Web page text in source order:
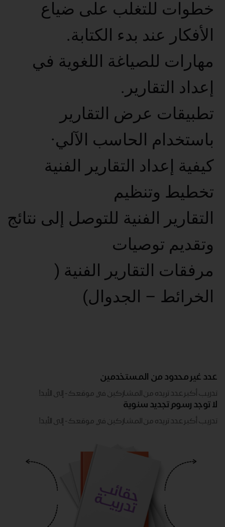
خطوات للتغلب على ضياع
الأفكار عند بدء الكتابة.
مهارات للصياغة اللغوية في
إعداد التقارير.
تطبيقات عرض التقارير
باستخدام الحاسب الآلي·
كيفية إعداد التقارير الفنية
تخطيط وتنظيم
التقارير الفنية للتوصل إلى نتائج
وتقديم توصيات
مرفقات التقارير الفنية (
الخرائط – الجدوال)
عدد غير محدود من المستخدمين
تدريب أكبر عدد تريده من المشاركين في موقعك - ​​إلى الأبد!
لا توجد رسوم تجديد سنوية
تدريب أكبر عدد تريده من المشاركين في موقعك - ​​إلى الأبد!